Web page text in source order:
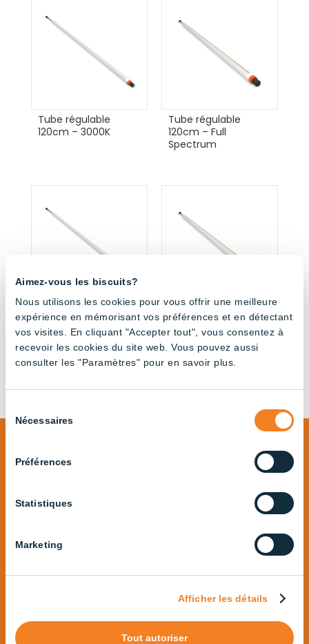
Aimez-vous les biscuits?
Nous utilisons les cookies pour vous offrir une meilleure
expérience en mémorisant vos préférences et en détectant
vos visites. En cliquant "Accepter tout", vous consentez à
recevoir les cookies du site web. Vous pouvez aussi
consulter les "Paramètres" pour en savoir plus.
duNécessaires
Préférences
Statistiques
Marketing
Afficher les détails
Tout autoriser
Tube régulable
120cm – 3000K
Tube régulable
120cm – Full
Spectrum
Tube régulable
180cm – 3000K
Tube régulable
180cm – Full
Spectrum
industries,
Explorez tous nos produits